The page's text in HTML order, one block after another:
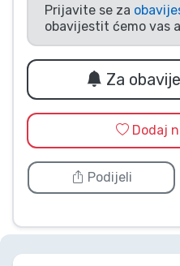
Prijavite se za
obavijestit ćemo vas
Za
Dodaj
Podijeli